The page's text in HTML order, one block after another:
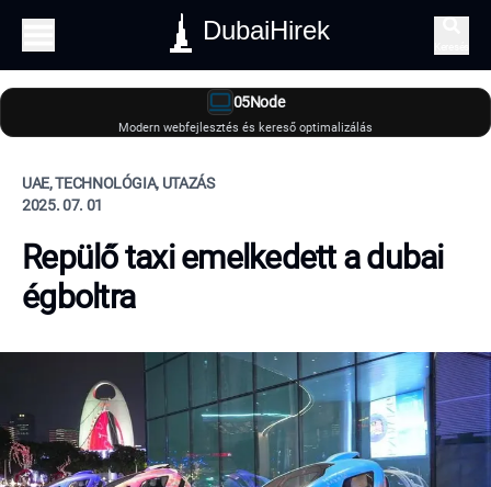
DubaiHirek
05Node
Modern webfejlesztés és kereső optimalizálás
UAE, TECHNOLÓGIA, UTAZÁS
2025. 07. 01
Repülő taxi emelkedett a dubai
égboltra